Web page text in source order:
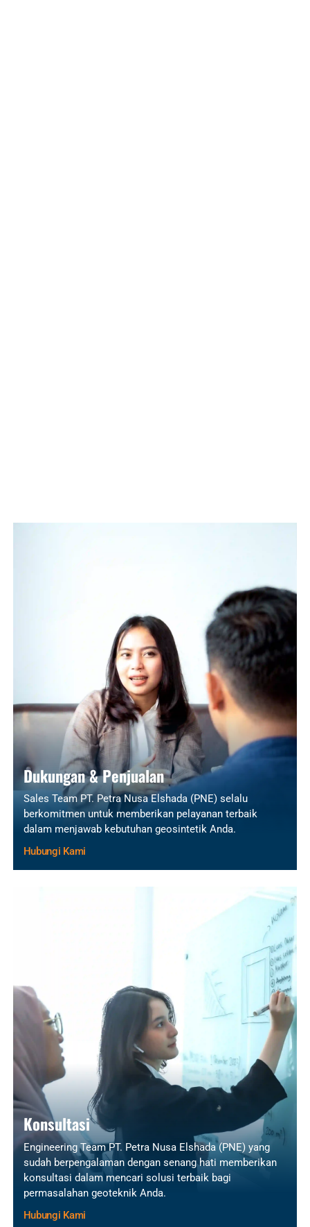
Dukungan & Penjualan
Sales Team PT. Petra Nusa Elshada (PNE) selalu
berkomitmen untuk memberikan pelayanan terbaik
dalam menjawab kebutuhan geosintetik Anda.
Hubungi Kami
Konsultasi
Engineering Team PT. Petra Nusa Elshada (PNE) yang
sudah berpengalaman dengan senang hati memberikan
konsultasi dalam mencari solusi terbaik bagi
permasalahan geoteknik Anda.
Hubungi Kami